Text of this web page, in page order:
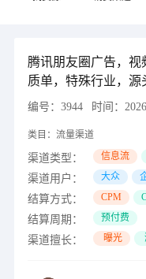
腾讯朋友圈广告，
质单，特殊行业，源
编号： 3944 时间：
类目： 流量渠道
渠道类型： 信息流
渠道用户： 大众
结算方式： CPM
结算周期： 预付费
渠道擅长： 曝光